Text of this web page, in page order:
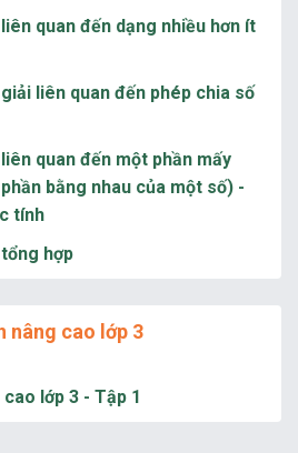
quan đến dạng nhiều hơn ít
liên quan đến phép chia số
quan đến một phần mấy
bằng nhau của một số) -
tính
hợp
nâng cao lớp 3
lớp 3 - Tập 1